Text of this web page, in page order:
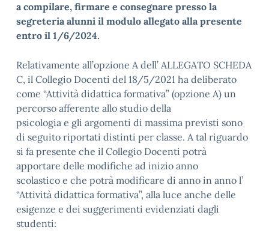
a compilare, firmare e consegnare presso la
segreteria alunni il modulo allegato alla presente
entro il 1/6/2024.
Relativamente all’opzione A dell’ ALLEGATO SCHEDA
C, il Collegio Docenti del 18/5/2021 ha deliberato
come “Attività didattica formativa” (opzione A) un
percorso afferente allo studio della
psicologia e gli argomenti di massima previsti sono
di seguito riportati distinti per classe. A tal riguardo
si fa presente che il Collegio Docenti potrà
apportare delle modifiche ad inizio anno
scolastico e che potrà modificare di anno in anno l’
“Attività didattica formativa”, alla luce anche delle
esigenze e dei suggerimenti evidenziati dagli
studenti: